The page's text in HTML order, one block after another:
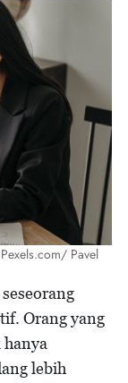
Pavel
Orang yang
lebih